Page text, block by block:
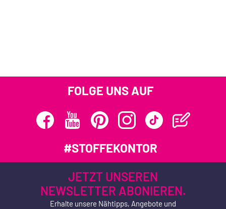
FOLGE UNS AUF
#STOFFEKONTOR
JETZT UNSEREN
NEWSLETTER ABONIEREN.
Erhalte unsere Nähtipps, Angebote und